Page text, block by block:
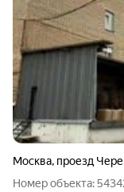
Москва, проезд
Номер объекта: